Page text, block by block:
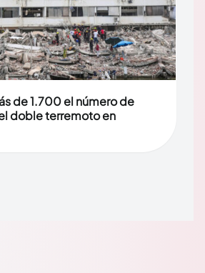
de 1.700 el número de
doble terremoto en